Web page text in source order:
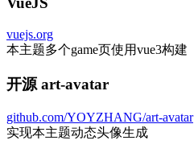
vuejs.org
本主题多个game页使用vue3构建
开源 art-avatar
github.com/YOYZHANG/art-avatar
实现本主题动态头像生成